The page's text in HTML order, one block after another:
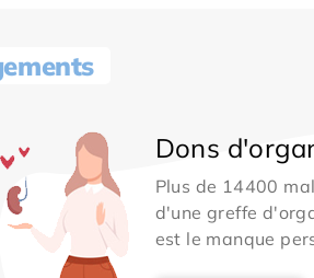
Dons
Plus de 14400
d'une greffe
est le manque